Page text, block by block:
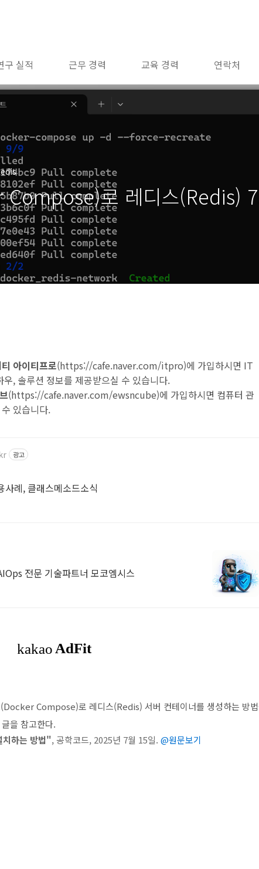
구 실적 근무 경력 교육 경력 연락처
로 레디스(Redis)
아이티프로(https://cafe.naver.com/itpro)에 가입하시면 IT
, 솔루션 정보를 제공받으실 수 있습니다.
(https://cafe.naver.com/ewsncube)에 가입하시면 컴퓨터 관
있습니다.
광고
사례, 클래스메소드소식
전문 기술파트너 모코엠시스
Compose)로 레디스(Redis) 서버 컨테이너를 생성하는 방
을 참고한다.
하는 방법", 공학코드, 2025년 7월 15일. @원문보기